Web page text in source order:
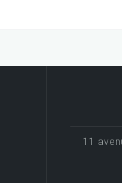
11